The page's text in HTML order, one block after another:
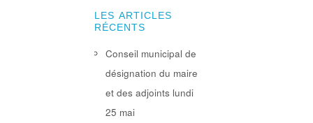
LES ARTICLES
RÉCENTS
Conseil municipal de
désignation du maire
et des adjoints lundi
25 mai